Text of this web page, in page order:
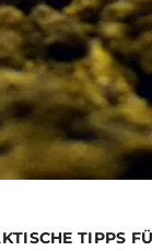
TIPPS